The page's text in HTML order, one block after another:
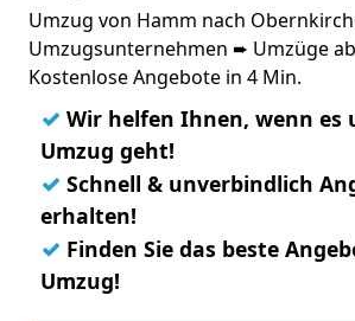
Umzug von Hamm nach
Umzugsunternehmen ➨ Umzüge
Kostenlose Angebote in 4 Min.
✓ Wir helfen Ihnen, wenn es
Umzug geht!
✓ Schnell & unverbindlich
erhalten!
✓ Finden Sie das beste
Umzug!